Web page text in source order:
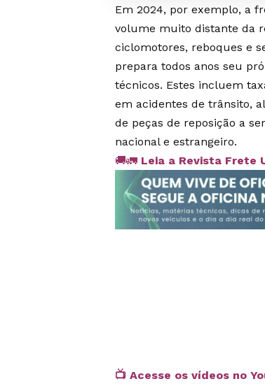
Em 2024, por exemplo, a
volume muito distante da
ciclomotores, reboques e
prepara todos anos seu
técnicos. Estes incluem
em acidentes de trânsito,
de peças de reposição a
nacional e estrangeiro.
🚚🚛 Leia a Revista Frete
📺 Acesse os vídeos no